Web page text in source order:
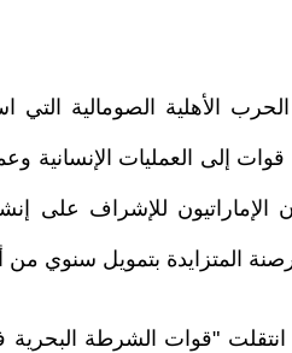
قوات إلى العمليات
الإماراتيون للإشراف
بتمويل سنوي من أبوظبي يقدّر
"قوات الشرطة البحرية